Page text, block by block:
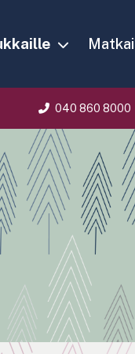
040 860 8000